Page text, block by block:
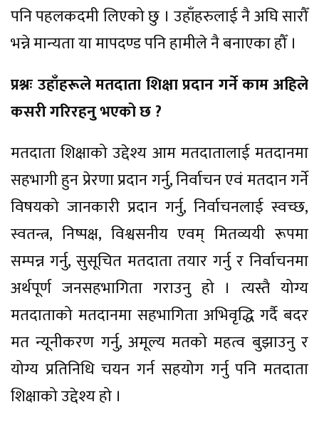
पनि पहलकदमी लिएको छु । उहाँहरुलाई नै अघि सारौँ
भन्ने मान्यता या मापदण्ड पनि हामीले नै बनाएका हौँ ।
प्रश्नः उहाँहरूले मतदाता शिक्षा प्रदान गर्ने काम अहिले
कसरी गरिरहनु भएको छ ?
मतदाता शिक्षाको उद्देश्य आम मतदातालाई मतदानमा
सहभागी हुन प्रेरणा प्रदान गर्नु, निर्वाचन एवं मतदान गर्ने
विषयको जानकारी प्रदान गर्नु, निर्वाचनलाई स्वच्छ,
स्वतन्त्र, निष्पक्ष, विश्वसनीय एवम् मितव्ययी रूपमा
सम्पन्न गर्नु, सुसूचित मतदाता तयार गर्नु र निर्वाचनमा
अर्थपूर्ण जनसहभागिता गराउनु हो । त्यस्तै योग्य
मतदाताको मतदानमा सहभागिता अभिवृद्धि गर्दै बदर
मत न्यूनीकरण गर्नु, अमूल्य मतको महत्व बुझाउनु र
योग्य प्रतिनिधि चयन गर्न सहयोग गर्नु पनि मतदाता
शिक्षाको उद्देश्य हो ।